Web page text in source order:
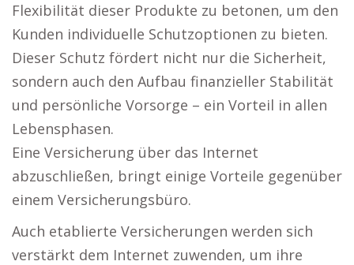
Flexibilität dieser Produkte zu betonen, um den
Kunden individuelle Schutzoptionen zu bieten.
Dieser Schutz fördert nicht nur die Sicherheit,
sondern auch den Aufbau finanzieller Stabilität
und persönliche Vorsorge – ein Vorteil in allen
Lebensphasen.
Eine Versicherung über das Internet
abzuschließen, bringt einige Vorteile gegenüber
einem Versicherungsbüro.
Auch etablierte Versicherungen werden sich
verstärkt dem Internet zuwenden, um ihre